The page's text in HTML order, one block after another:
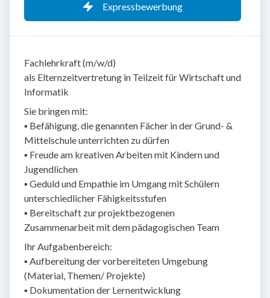
Expressbewerbung
Fachlehrkraft (m/w/d)
als Elternzeitvertretung in Teilzeit für Wirtschaft und
Informatik
Sie bringen mit:
▪ Befähigung, die genannten Fächer in der Grund- &
Mittelschule unterrichten zu dürfen
▪ Freude am kreativen Arbeiten mit Kindern und
Jugendlichen
▪ Geduld und Empathie im Umgang mit Schülern
unterschiedlicher Fähigkeitsstufen
▪ Bereitschaft zur projektbezogenen
Zusammenarbeit mit dem pädagogischen Team
Ihr Aufgabenbereich:
▪ Aufbereitung der vorbereiteten Umgebung
(Material, Themen/ Projekte)
▪ Dokumentation der Lernentwicklung